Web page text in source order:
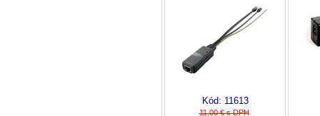
Kód: 11613
11,00 € s DPH